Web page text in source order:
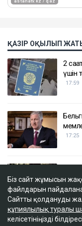
ҚАЗІР ОҚЫЛЫП
2
үшін
17:59
17:25
16:58
ФИФА
Біз сайт жұмысын
файлдарын
Сайтты қолдануды
құпиялылық туралы
келісетініңізді